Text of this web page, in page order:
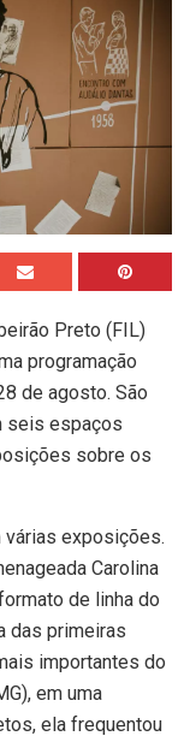
Preto (FIL)
programação
de agosto. São
seis espaços
sobre os
várias exposições.
Carolina
de linha do
das primeiras
importantes do
em uma
ela frequentou